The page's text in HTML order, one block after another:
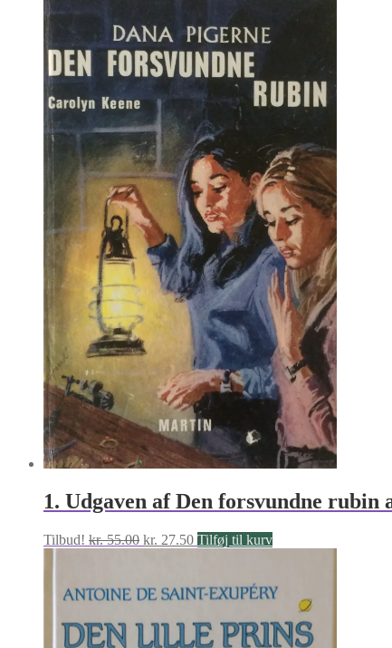
1. Udgaven af Den forsvundne rubin
Tilbud! kr.55.00 Den
var:
kr. 55.00.
kr. 27.50Den
er:
kr. 27.50.
Tilføj til kurv